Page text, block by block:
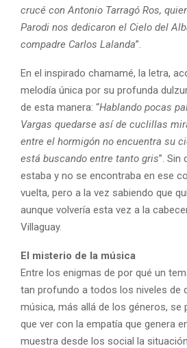
crucé con Antonio Tarragó Ros,
Parodi nos dedicaron el Cielo del
compadre Carlos Lalanda”.
En el inspirado chamamé, la letra,
melodía única por su profunda
de esta manera: “Hablando pocas
Vargas quedarse así de cuclillas
entre el hormigón no encuentra su
está buscando entre tanto gris”. Sin
estaba y no se encontraba en ese
vuelta, pero a la vez sabiendo que
aunque volvería esta vez a la
Villaguay.
El misterio de la música
Entre los enigmas de por qué un
tan profundo a todos los niveles de
música, más allá de los géneros, se
que ver con la empatía que genera
muestra desde los social la